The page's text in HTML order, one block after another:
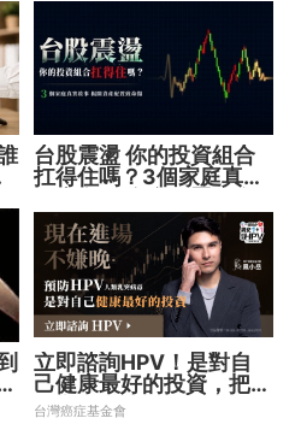
台股震盪 你的投資組合
扛得住嗎？3個家庭真實
傷
立即諮詢HPV！是對自
己健康最好的投資，把握
現在不嫌晚！
台灣癌症基金會